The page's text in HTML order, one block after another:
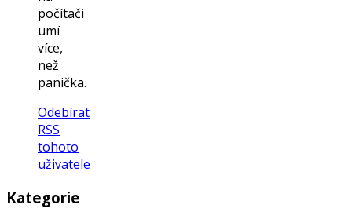
počítači
umí
více,
než
panička.
Odebírat
RSS
tohoto
uživatele
Kategorie